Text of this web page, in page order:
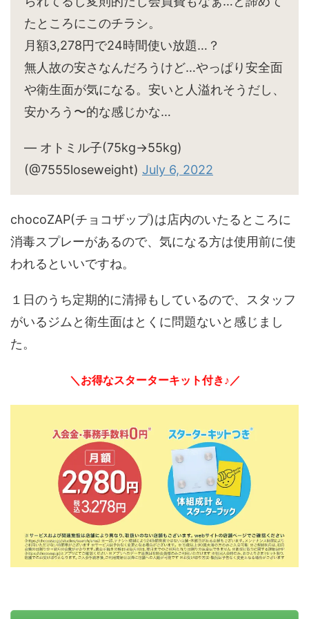
たところにこのチラシ。
月額3,278円で24時間使い放題…？
無人故の安さなんだろうけど…やっぱり安全面
や衛生面が気になる。安いと人溢れそうだし、
安かろう〜的な感じかな…
— オトミル子(75kg→55kg)
(@7555loseweight) July 6, 2022
chocoZAP(チョコザップ)は店内のいたるところに
消毒スプレーがあるので、気になる方は使用前に使
われるといいですね。
１日のうち定期的に清掃もしているので、スタッフ
がいるジムと衛生面はとくに問題ないと感じまし
た。
＼お得なスターターキット付き♪／